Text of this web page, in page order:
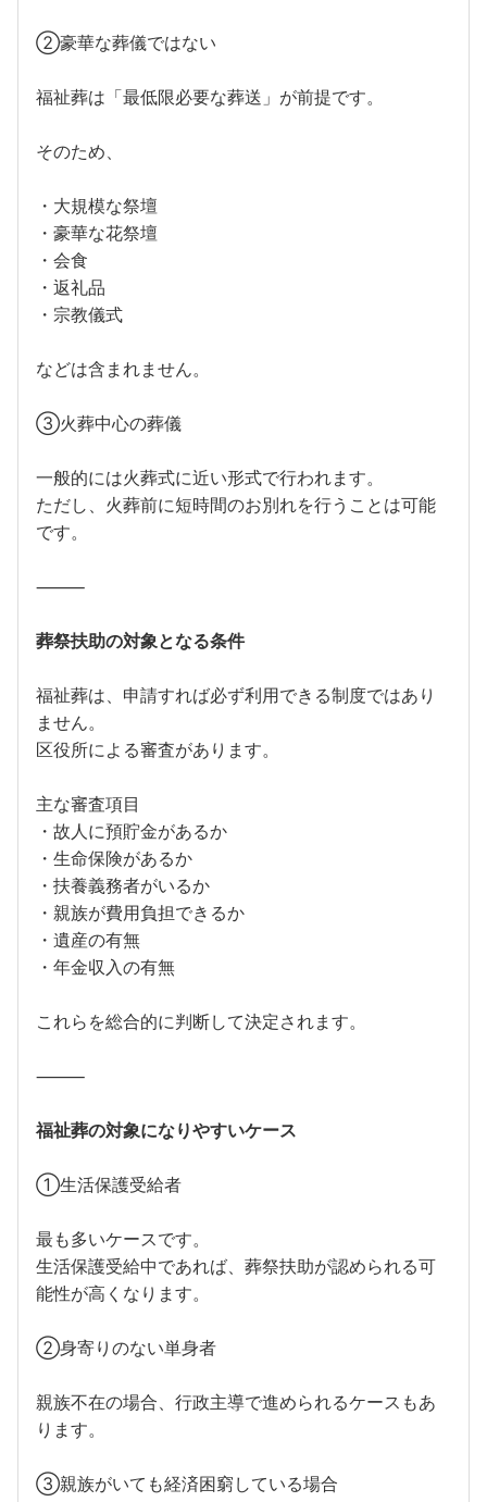
②豪華な葬儀ではない
福祉葬は「最低限必要な葬送」が前提です。
そのため、
・大規模な祭壇
・豪華な花祭壇
・会食
・返礼品
・宗教儀式
などは含まれません。
③火葬中心の葬儀
一般的には火葬式に近い形式で行われます。
ただし、火葬前に短時間のお別れを行うことは可能
です。
⸻
葬祭扶助の対象となる条件
福祉葬は、申請すれば必ず利用できる制度ではあり
ません。
区役所による審査があります。
主な審査項目
・故人に預貯金があるか
・生命保険があるか
・扶養義務者がいるか
・親族が費用負担できるか
・遺産の有無
・年金収入の有無
これらを総合的に判断して決定されます。
⸻
福祉葬の対象になりやすいケース
①生活保護受給者
最も多いケースです。
生活保護受給中であれば、葬祭扶助が認められる可
能性が高くなります。
②身寄りのない単身者
親族不在の場合、行政主導で進められるケースもあ
ります。
③親族がいても経済困窮している場合